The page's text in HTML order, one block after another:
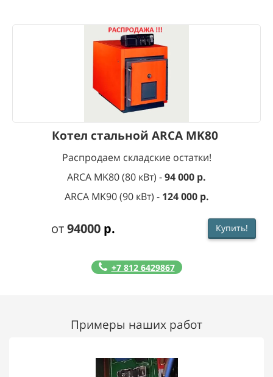
Котел стальной ARCA MK80
Распродаем складские остатки!
ARCA MK80 (80 кВт) -94 000 р.
ARCA MK90 (90 кВт) - 124 000 р.
от94000 р. Купить!
+7 812 6429867
Примеры наших работ